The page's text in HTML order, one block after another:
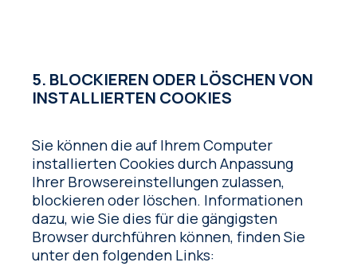
5. BLOCKIEREN ODER LÖSCHEN VON
INSTALLIERTEN COOKIES
Sie können die auf Ihrem Computer
installierten Cookies durch Anpassung
Ihrer Browsereinstellungen zulassen,
blockieren oder löschen. Informationen
dazu, wie Sie dies für die gängigsten
Browser durchführen können, finden Sie
unter den folgenden Links: